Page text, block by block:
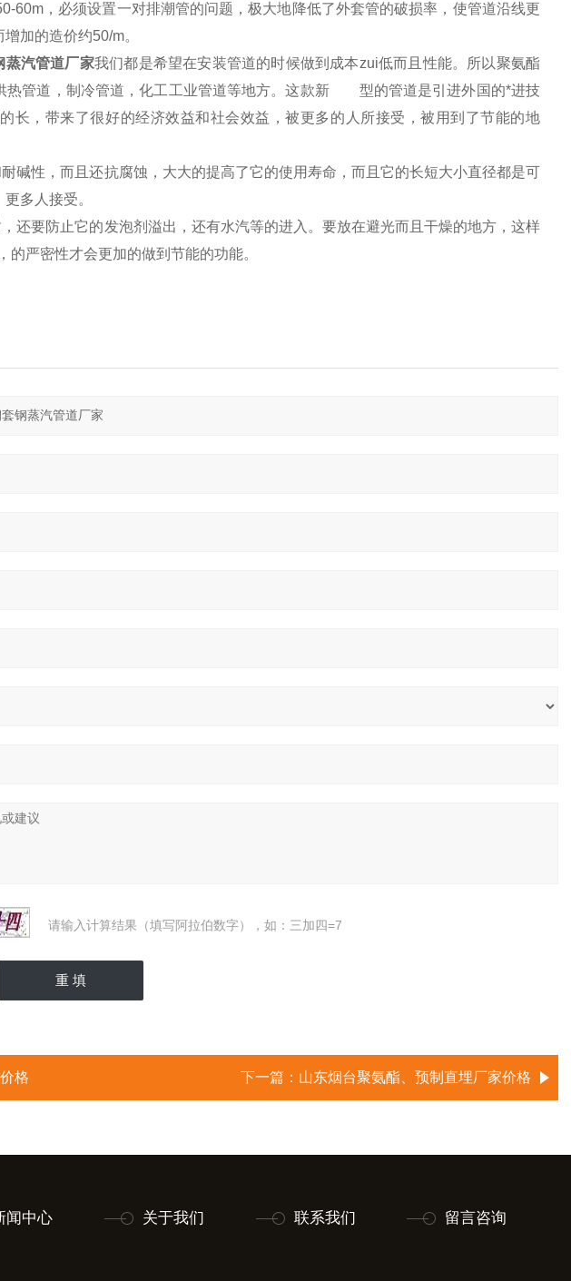
60m，必须设置一对排潮管的问题，极大地降低了外套管的破损率，使管道沿线更
加的造价约50/m。
蒸汽管道厂家我们都是希望在安装管道的时候做到成本zui低而且性能。所以聚氨酯
热管道，制冷管道，化工工业管道等地方。这款新 型的管道是引进外国的*进技
长，带来了很好的经济效益和社会效益，被更多的人所接受，被用到了节能的地
碱性，而且还抗腐蚀，大大的提高了它的使用寿命，而且它的长短大小直径都是可
多人接受。
还要防止它的发泡剂溢出，还有水汽等的进入。要放在避光而且干燥的地方，这样
严密性才会更加的做到节能的功能。
请输入计算结果（填写阿拉伯数字），如：三加四=7
格 下一篇： 山东烟台聚氨酯、预制直埋厂家价格
闻中心 关于我们 联系我们 留言咨询